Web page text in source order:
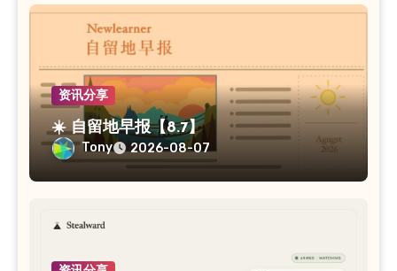
资讯分享
☀️ 自留地早报【8.7】
Tony 2026-08-07